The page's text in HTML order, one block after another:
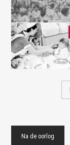
Na de oorlog